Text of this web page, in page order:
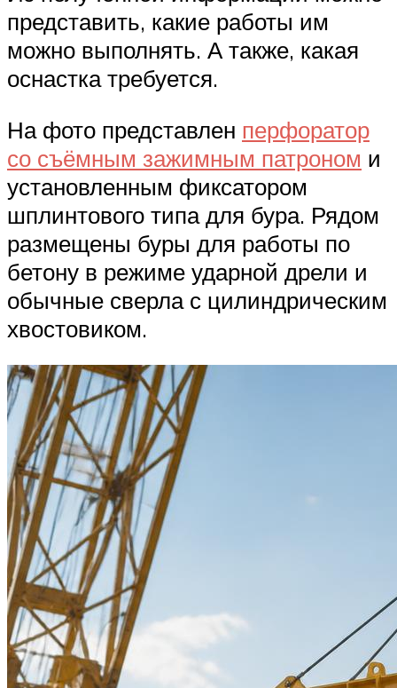
представить, какие работы им
можно выполнять. А также, какая
оснастка требуется.
На фото представлен перфоратор
со съёмным зажимным патроном и
установленным фиксатором
шплинтового типа для бура. Рядом
размещены буры для работы по
бетону в режиме ударной дрели и
обычные сверла с цилиндрическим
хвостовиком.